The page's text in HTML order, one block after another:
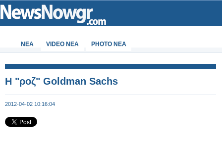
ΝΕΑ VIDEO NEA PHOTO NEA
Η "ροζ" Goldman Sachs
2012-04-02 10:16:04